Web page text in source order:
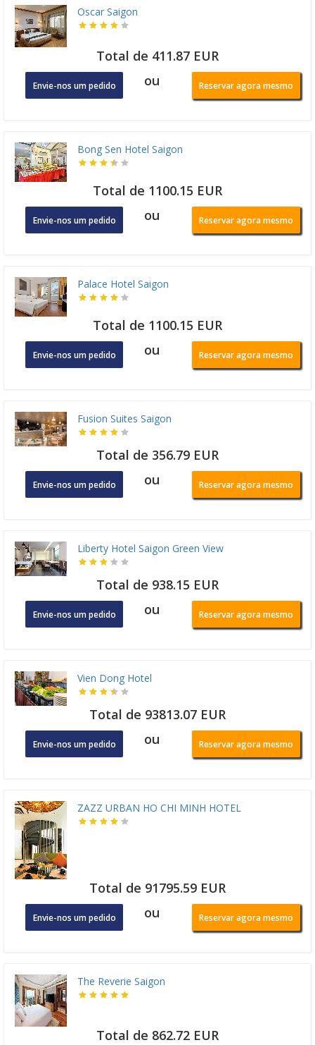
Oscar Saigon
Total de 411.87 EUR
Envie-nos um pedido ou Reservar agora mesmo
Bong Sen Hotel Saigon
Total de 1100.15 EUR
Envie-nos um pedido ou Reservar agora mesmo
Palace Hotel Saigon
Total de 1100.15 EUR
Envie-nos um pedido ou Reservar agora mesmo
Fusion Suites Saigon
Total de 356.79 EUR
Envie-nos um pedido ou Reservar agora mesmo
Liberty Hotel Saigon Green View
Total de 938.15 EUR
Envie-nos um pedido ou Reservar agora mesmo
Vien Dong Hotel
Total de 93813.07 EUR
Envie-nos um pedido ou Reservar agora mesmo
ZAZZ URBAN HO CHI MINH HOTEL
Total de 91795.59 EUR
Envie-nos um pedido ou Reservar agora mesmo
The Reverie Saigon
Total de 862.72 EUR